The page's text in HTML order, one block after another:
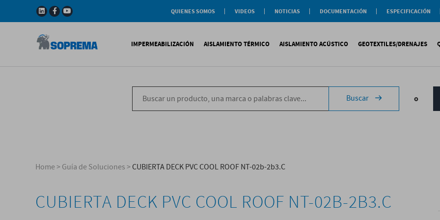
QUIENES SOMOS
VIDEOS
NOTICIAS
DOCUMENTACIÓN
Documentación General
ESPECIFICACIÓN
Certificaciones
IMPERMEABILIZACIÓN
Impermeabilización Bituminosa
Impermeabilización Sintética
Impermeabilización Líquida
AISLAMIENTO TÉRMICO
XPS
Texlosa
PIR
AISLAMIENTO ACÚSTICO
Tecsound®
Texfon
Texsilen
GEOTEXTILES/DRENAJES
Geotextiles
Drenajes
Buscar o
Home>Guía de Soluciones>CUBIERTA DECK PVC COOL ROOF NT-02b-2b3.C
CUBIERTA DECK PVC COOL ROOF NT-02B-2B3.C